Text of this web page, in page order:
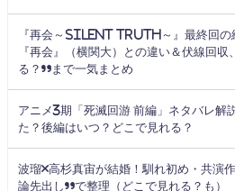
『再会～Silent Truth～』最終回の
『再会』（横関大）との違い＆伏線回
る？”まで一気まとめ
アニメ3期「死滅回游 前編」ネタバレ解
た？後編はいつ？どこで見れる？
波瑠×高杉真宙が結婚！馴れ初め・共演
論先出し”で整理（どこで見れる？も）